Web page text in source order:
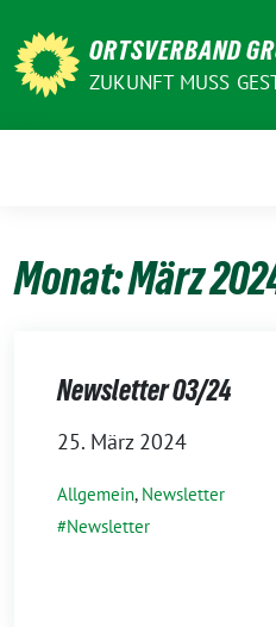
zum
Inhalt
ORTSVERBAND
ZUKUNFT MUSS
Monat:März
Newsletter 03/24
25. März 2024
Allgemein, Newsletter
Newsletter